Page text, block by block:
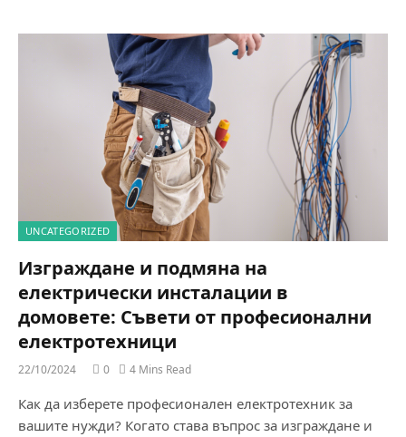
UNCATEGORIZED
Изграждане и подмяна на
електрически инсталации в
домовете: Съвети от професионални
електротехници
22/10/2024 0 4 Mins Read
Как да изберете професионален електротехник за
вашите нужди? Когато става въпрос за изграждане и